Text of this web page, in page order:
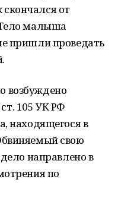
от
малыша
пришли проведать
возбуждено
105 УК РФ
находящегося в
свою
направлено в
по